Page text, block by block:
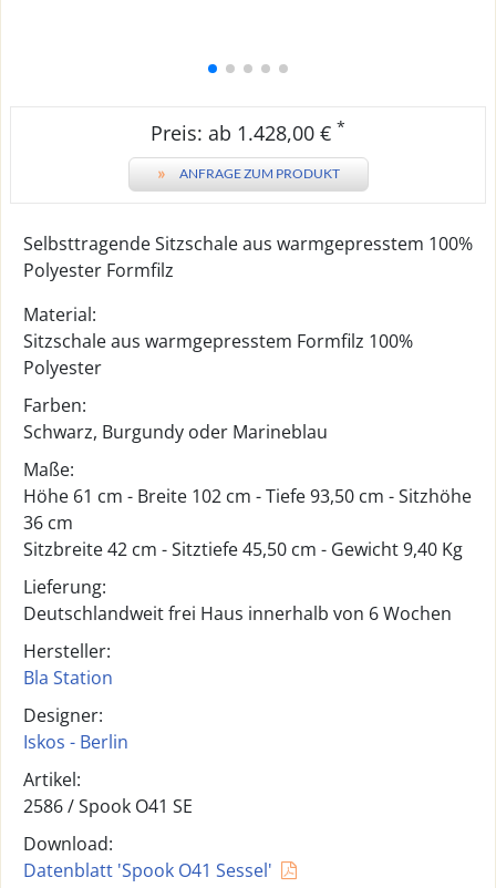
Preis: ab 1.428,00 € *
» ANFRAGE ZUM PRODUKT
Selbsttragende Sitzschale aus warmgepresstem 100%
Polyester Formfilz
Material:
Sitzschale aus warmgepresstem Formfilz 100%
Polyester
Farben:
Schwarz, Burgundy oder Marineblau
Maße:
Höhe 61 cm - Breite 102 cm - Tiefe 93,50 cm - Sitzhöhe
36 cm
Sitzbreite 42 cm - Sitztiefe 45,50 cm - Gewicht 9,40 Kg
Lieferung:
Deutschlandweit frei Haus innerhalb von 6 Wochen
Hersteller:
Bla Station
Designer:
Iskos - Berlin
Artikel:
2586 /Spook O41 SE
Download:
Datenblatt 'Spook O41 Sessel'